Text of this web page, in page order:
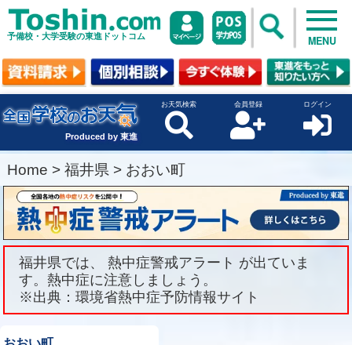
予備校・大学受験の東進ドットコム MENU
Produced by 東進
お天気検索 会員登録 ログイン
Home > 福井県 > おおい町
福井県では、 熱中症警戒アラート が出ていま
す。熱中症に注意しましょう。
※出典：環境省熱中症予防情報サイト